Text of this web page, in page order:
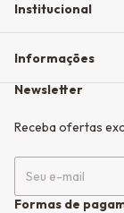
Institucional
Informações
Newsletter
Receba ofertas
Formas de